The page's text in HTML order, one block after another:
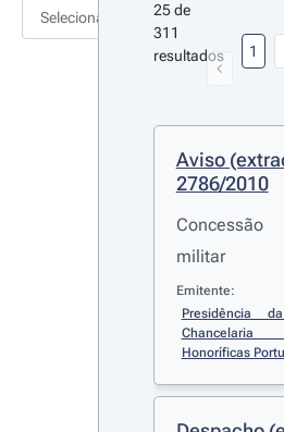
Selecionar
25 de
311
resultados
1
Aviso
2786/2010
militar
Emitente:
Presidência
Honoríficas